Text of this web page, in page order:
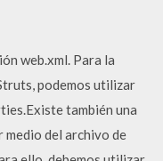
web.xml. Para la
podemos utilizar
también una
del archivo de